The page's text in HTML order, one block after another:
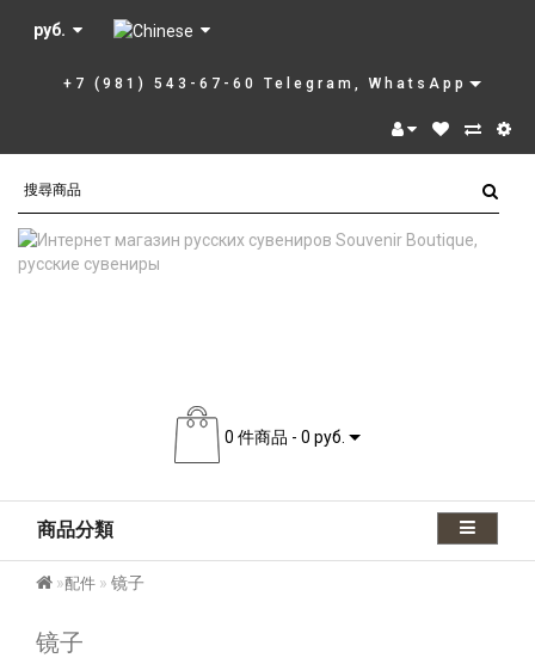
руб.
+7 (981) 543-67-60 Telegram, WhatsApp
0 件商品 - 0 руб.
商品分類
配件 镜子
镜子